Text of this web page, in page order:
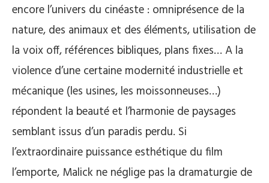
encore l’univers du cinéaste : omniprésence de la
nature, des animaux et des éléments, utilisation de
la voix off, références bibliques, plans fixes… A la
violence d’une certaine modernité industrielle et
mécanique (les usines, les moissonneuses…)
répondent la beauté et l’harmonie de paysages
semblant issus d’un paradis perdu. Si
l’extraordinaire puissance esthétique du film
l’emporte, Malick ne néglige pas la dramaturgie de